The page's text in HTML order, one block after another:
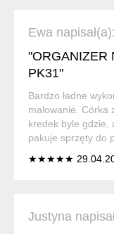
Ewa napisał(a):
"ORGANIZER
PK31"
Bardzo ładne
malowanie. Córka
kredek byle gdzie,
pakuje sprzęty do
★★★★★
Justyna